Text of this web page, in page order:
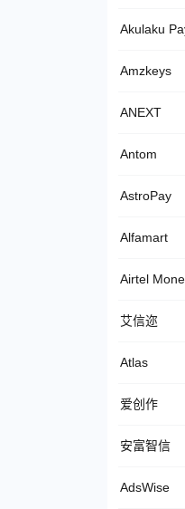
Akulaku
Amzkeys
ANEXT
Antom
AstroPay
Alfamart
Airtel
艾信迩
Atlas
爱创作
安富智信
AdsWise